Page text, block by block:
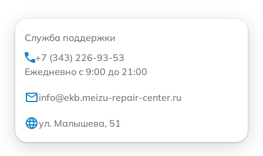
Служба поддержки
+7 (343) 226-93-53
Ежедневно с 9:00 до 21:00
info@ekb.meizu-repair-center.ru
ул. Малышева, 51